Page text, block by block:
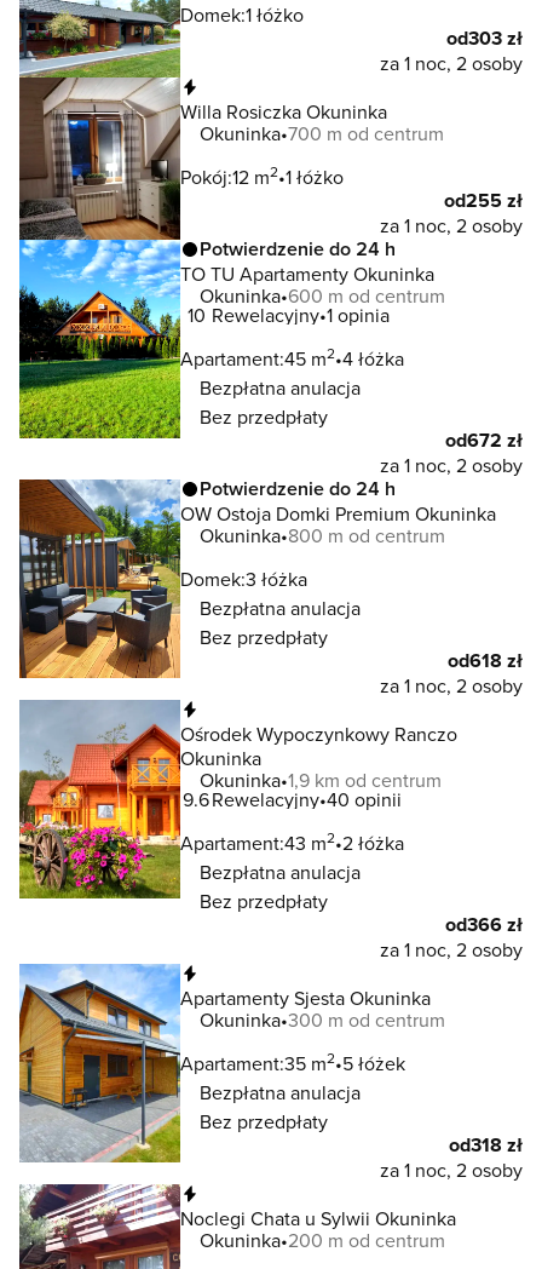
Domek:1 łóżko
od303 zł
za 1 noc, 2 osoby
Willa Rosiczka Okuninka
Okuninka 700 m od centrum
Pokój:12 m2 1 łóżko
od255 zł
za 1 noc, 2 osoby
Potwierdzenie do 24 h
TO TU Apartamenty Okuninka
Okuninka 600 m od centrum
10 Rewelacyjny 1 opinia
Apartament:45 m2 4 łóżka
Bezpłatna anulacja
Bez przedpłaty
od672 zł
za 1 noc, 2 osoby
Potwierdzenie do 24 h
OW Ostoja Domki Premium Okuninka
Okuninka 800 m od centrum
Domek:3 łóżka
Bezpłatna anulacja
Bez przedpłaty
od618 zł
za 1 noc, 2 osoby
Ośrodek Wypoczynkowy Ranczo
Okuninka
Okuninka 1,9 km od centrum
9.6Rewelacyjny 40 opinii
Apartament:43 m2 2 łóżka
Bezpłatna anulacja
Bez przedpłaty
od366 zł
za 1 noc, 2 osoby
Apartamenty Sjesta Okuninka
Okuninka 300 m od centrum
Apartament:35 m2 5 łóżek
Bezpłatna anulacja
Bez przedpłaty
od318 zł
za 1 noc, 2 osoby
Noclegi Chata u Sylwii Okuninka
Okuninka 200 m od centrum